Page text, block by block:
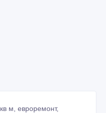
м, евроремонт,